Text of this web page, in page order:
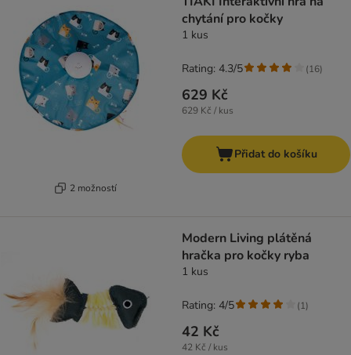
2 možností
chytání pro kočky
1 kus
629 Kč
629 Kč / kus
Rating: 4.3/5 (16)
Přidat do košíku
Modern Living plátěná
hračka pro kočky ryba
1 kus
42 Kč
42 Kč / kus
Rating: 4/5 (1)